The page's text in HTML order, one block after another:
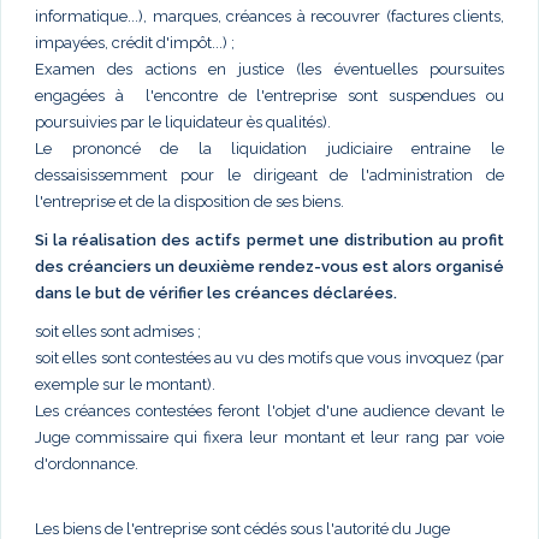
informatique...), marques, créances à recouvrer (factures clients,
impayées, crédit d'impôt...) ;
Examen des actions en justice (les éventuelles poursuites
engagées à l'encontre de l'entreprise sont suspendues ou
poursuivies par le liquidateur ès qualités).
Le prononcé de la liquidation judiciaire entraine le
dessaisissemment pour le dirigeant de l'administration de
l'entreprise et de la disposition de ses biens.
Si la réalisation des actifs permet une distribution au profit
des créanciers un deuxième rendez-vous est alors organisé
dans le but de vérifier les créances déclarées.
soit elles sont admises ;
soit elles sont contestées au vu des motifs que vous invoquez (par
exemple sur le montant).
Les créances contestées feront l'objet d'une audience devant le
Juge commissaire qui fixera leur montant et leur rang par voie
d'ordonnance.
Les biens de l'entreprise sont cédés sous l'autorité du Juge